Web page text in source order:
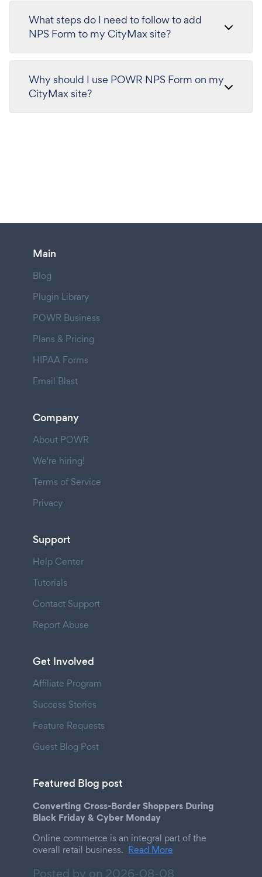
What steps do I need to follow to add
NPS Form to my CityMax site?
Why should I use POWR NPS Form on my
CityMax site?
Main
Blog
Plugin Library
POWR Business
Plans & Pricing
HIPAA Forms
Email Blast
Company
About POWR
We're hiring!
Terms of Service
Privacy
Support
Help Center
Tutorials
Contact Support
Report Abuse
Get Involved
Affiliate Program
Success Stories
Feature Requests
Guest Blog Post
Featured Blog post
Converting Cross-Border Shoppers During
Black Friday & Cyber Monday
Online commerce is an integral part of the
overall retail business. Read More
Posted by on 2026-08-08